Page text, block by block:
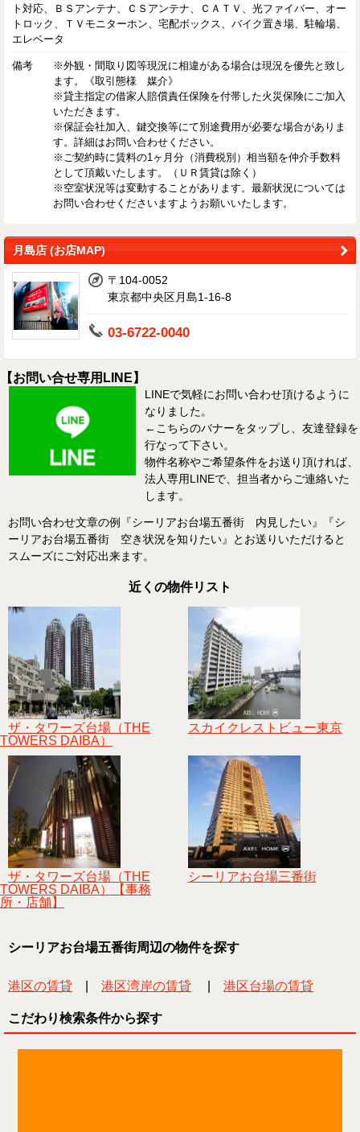
ト対応、ＢＳアンテナ、ＣＳアンテナ、ＣＡＴＶ、光ファイバー、オー
トロック、ＴＶモニターホン、宅配ボックス、バイク置き場、駐輪場、
エレベータ
備考
※外観・間取り図等現況に相違がある場合は現況を優先と致し
ます。《取引態様 媒介》
※貸主指定の借家人賠償責任保険を付帯した火災保険にご加入
いただきます。
※保証会社加入、鍵交換等にて別途費用が必要な場合がありま
す。詳細はお問い合わせください。
※ご契約時に賃料の1ヶ月分（消費税別）相当額を仲介手数料
として頂戴いたします。（ＵＲ賃貸は除く）
※空室状況等は変動することがあります。最新状況については
お問い合わせくださいますようお願いいたします。
月島店 (お店MAP)
〒104-0052
東京都中央区月島1-16-8
03-6722-0040
【お問い合せ専用LINE】
LINEで気軽にお問い合わせ頂けるように
なりました。
←こちらのバナーをタップし、友達登録を
行なって下さい。
物件名称やご希望条件をお送り頂ければ、
法人専用LINEで、担当者からご連絡いた
します。
お問い合わせ文章の例『シーリアお台場五番街 内見したい』『シ
ーリアお台場五番街 空き状況を知りたい』とお送りいただけると
スムーズにご対応出来ます。
近くの物件リスト
ザ・タワーズ台場（THE
TOWERS DAIBA）
スカイクレストビュー東京
ザ・タワーズ台場（THE
TOWERS DAIBA）【事務
所・店舗】
シーリアお台場三番街
シーリアお台場五番街周辺の物件を探す
港区の賃貸 港区湾岸の賃貸 港区台場の賃貸
こだわり検索条件から探す